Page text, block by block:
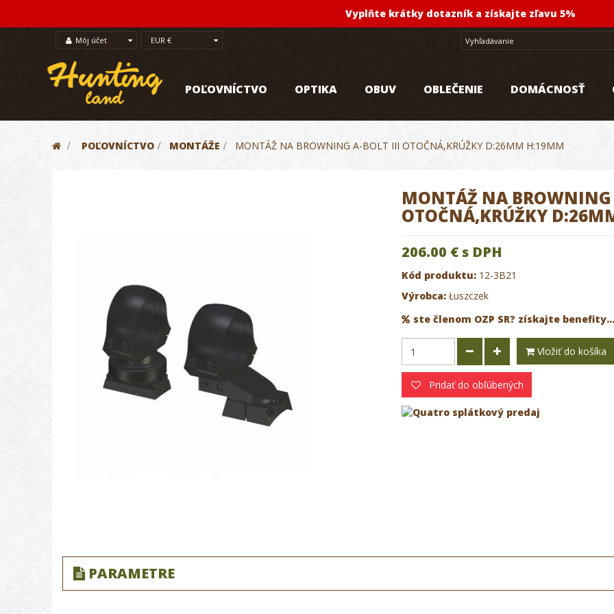
Vyplňte krátky dotazník a získajte zľavu 5%
Môj účet EUR €
POĽOVNÍCTVO OPTIKA OBUV OBLEČENIE DOMÁCNOSŤ
> POĽOVNÍCTVO > MONTÁŽE > MONTÁŽ NA BROWNING A-BOLT III OTOČNÁ,KRÚŽKY D:26MM H:19MM
MONTÁŽ NA
OTOČNÁ,KRÚŽKY
206.00 €s DPH
Kód produktu: 12-3B21
Výrobca: Łuszczek
ste členom OZP SR? získajte benefity...
Vložiť do košíka
Pridať do obľúbených
PARAMETRE